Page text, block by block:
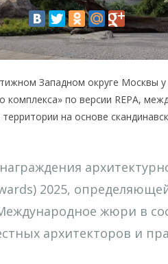
Западном округе Москвы
комплекса» по версии REPA,
на основе
2025,
жюри в
архитекторов и